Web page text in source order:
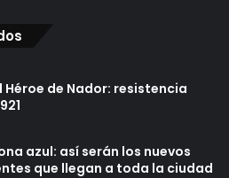
Héroe de Nador: resistencia
azul: así serán los nuevos
que llegan a toda la ciudad